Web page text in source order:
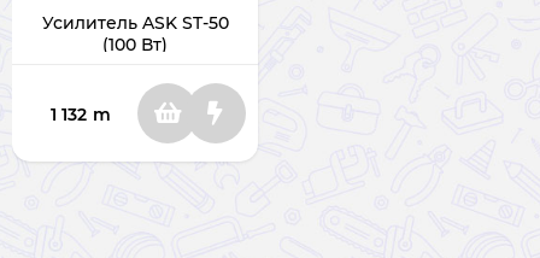
Усилитель ASK ST-50
(100 Вт)
1 132 m